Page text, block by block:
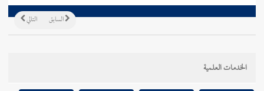
التالي السابق
الخدمات العلمية